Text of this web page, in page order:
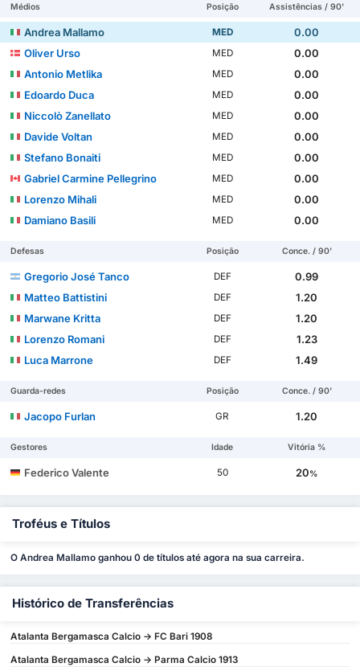
Médios Posição Assistências / 90'
Andrea Mallamo MED
0.00
Oliver Urso
MED
0.00
Antonio Metlika
MED
0.00
Edoardo Duca
MED
0.00
Niccolò Zanellato
MED
0.00
Davide Voltan
MED
0.00
Stefano Bonaiti
MED
0.00
Gabriel Carmine Pellegrino
MED
0.00
Lorenzo Mihali
MED
0.00
Damiano Basili
MED 0.00
Defesas Posição Conce. / 90'
Gregorio José Tanco DEF
0.99
Matteo Battistini
DEF
1.20
Marwane Kritta
DEF
1.20
Lorenzo Romani
DEF
1.23
Luca Marrone
DEF 1.49
Guarda-redes Posição Conce. / 90'
Jacopo Furlan GR 1.20
Gestores Idade Vitória %
Federico Valente 50 20%
Troféus e Títulos
O Andrea Mallamo ganhou 0 de títulos até agora na sua carreira.
Histórico de Transferências
Atalanta Bergamasca Calcio -> FC Bari 1908
Atalanta Bergamasca Calcio -> Parma Calcio 1913